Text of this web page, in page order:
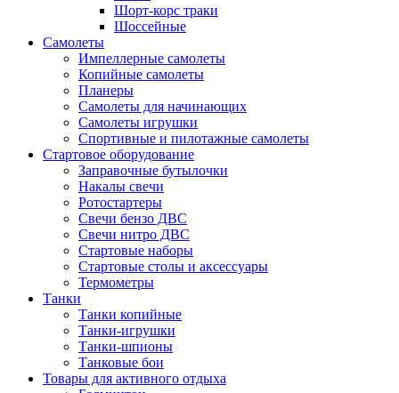
Шорт-корс траки
Шоссейные
Самолеты
Импеллерные самолеты
Копийные самолеты
Планеры
Самолеты для начинающих
Самолеты игрушки
Спортивные и пилотажные самолеты
Стартовое оборудование
Заправочные бутылочки
Накалы свечи
Ротостартеры
Свечи бензо ДВС
Свечи нитро ДВС
Стартовые наборы
Стартовые столы и аксессуары
Термометры
Танки
Танки копийные
Танки-игрушки
Танки-шпионы
Танковые бои
Товары для активного отдыха